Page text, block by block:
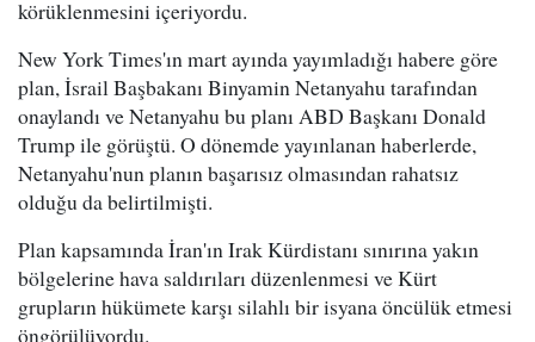
körüklenmesini içeriyordu.
New York Times'ın mart ayında yayımladığı habere göre
plan, İsrail Başbakanı Binyamin Netanyahu tarafından
onaylandı ve Netanyahu bu planı ABD Başkanı Donald
Trump ile görüştü. O dönemde yayınlanan haberlerde,
Netanyahu'nun planın başarısız olmasından rahatsız
olduğu da belirtilmişti.
Plan kapsamında İran'ın Irak Kürdistanı sınırına yakın
bölgelerine hava saldırıları düzenlenmesi ve Kürt
grupların hükümete karşı silahlı bir isyana öncülük etmesi
öngörülüyordu.